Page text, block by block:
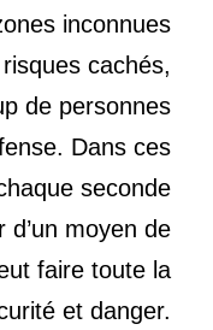
inconnues
cachés,
de personnes
Dans ces
seconde
moyen de
faire toute la
et danger.